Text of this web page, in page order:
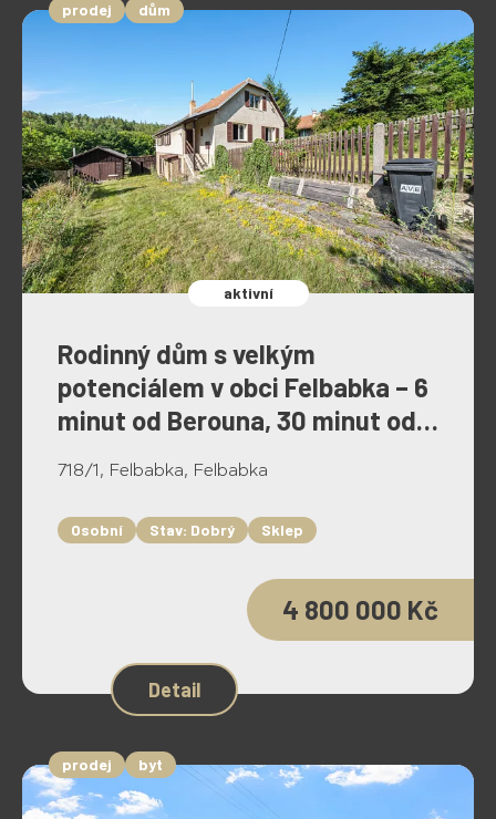
prodej dům
aktivní
Rodinný dům s velkým
potenciálem v obci Felbabka – 6
minut od Berouna, 30 minut od
718/1, Felbabka, Felbabka
Osobní Stav: Dobrý Sklep
4 800 000 Kč
Detail
prodej byt